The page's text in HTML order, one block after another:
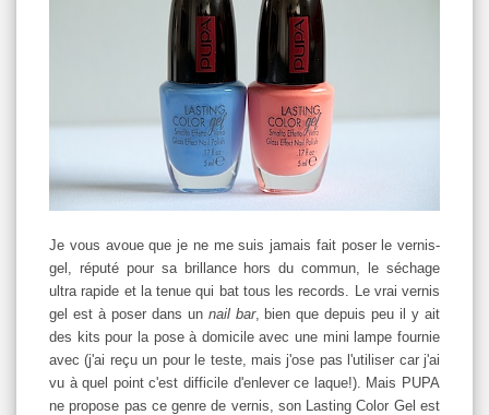
Je vous avoue que je ne me suis jamais fait poser le vernis-
gel, réputé pour sa brillance hors du commun, le séchage
ultra rapide et la tenue qui bat tous les records. Le vrai vernis
gel est à poser dans un nail bar, bien que depuis peu il y ait
des kits pour la pose à domicile avec une mini lampe fournie
avec (j'ai reçu un pour le teste, mais j'ose pas l'utiliser car j'ai
vu à quel point c'est difficile d'enlever ce laque!). Mais PUPA
ne propose pas ce genre de vernis, son Lasting Color Gel est